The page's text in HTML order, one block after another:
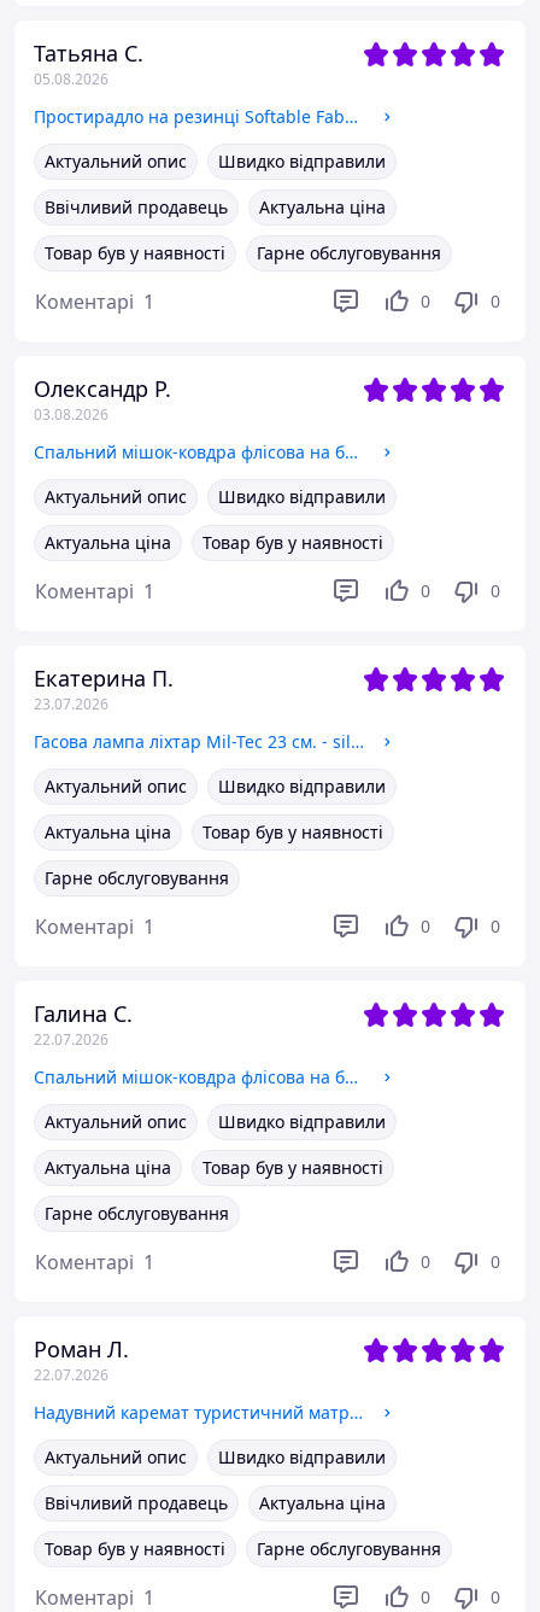
Татьяна С.
05.08.2026
Простирадло на резинці Softable Fabric 150×200 , синій м яке, щільне, комфортне (KT7006015)
Актуальний опис
Швидко відправили
Ввічливий продавець
Актуальна ціна
Товар був у наявності
Гарне обслуговування
Коментарі 1 0 0
Олександр Р.
03.08.2026
Спальний мішок-ковдра флісова на блискавці 180 см x 78 см та липучці із затяжкою з чохлом Койот Solve KT7001105
Актуальний опис
Швидко відправили
Актуальна ціна
Товар був у наявності
Коментарі 1 0 0
Екатерина П.
23.07.2026
Гасова лампа ліхтар Mil-Tec 23 см. - silver 14961000
Актуальний опис
Швидко відправили
Актуальна ціна
Товар був у наявності
Гарне обслуговування
Коментарі 1 0 0
Галина С.
22.07.2026
Спальний мішок-ковдра флісова на блискавці та липучці 180 см x 78 см із затяжкою з чохлом Олива Solve KT7001101
Актуальний опис
Швидко відправили
Актуальна ціна
Товар був у наявності
Гарне обслуговування
Коментарі 1 0 0
Роман Л.
22.07.2026
Надувний каремат туристичний матрац 190 × 60 см з подушкою із вбудованим насосом Solve Камуфляж KT6009107
Актуальний опис
Швидко відправили
Ввічливий продавець
Актуальна ціна
Товар був у наявності
Гарне обслуговування
Коментарі 1 0 0